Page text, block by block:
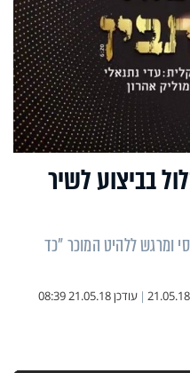
בביצוע לשיר
ומרגש ללהיט המוכר "כד
21.05.18
| עודכן21.05.18 08:39